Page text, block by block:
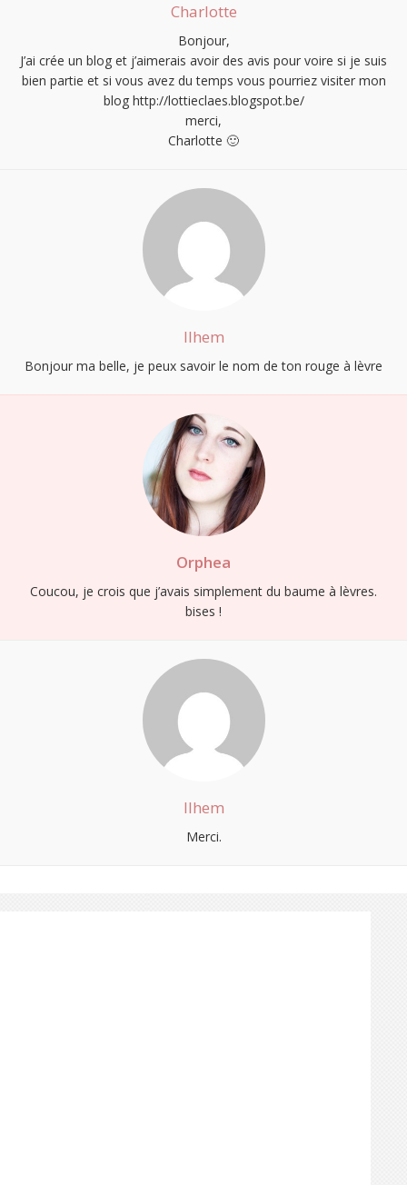
Charlotte
Bonjour,
J’ai crée un blog et j’aimerais avoir des avis pour voire si je suis
bien partie et si vous avez du temps vous pourriez visiter mon
blog http://lottieclaes.blogspot.be/
merci,
Charlotte 🙂
Ilhem
Bonjour ma belle, je peux savoir le nom de ton rouge à lèvre
Orphea
Coucou, je crois que j’avais simplement du baume à lèvres.
bises !
Ilhem
Merci.